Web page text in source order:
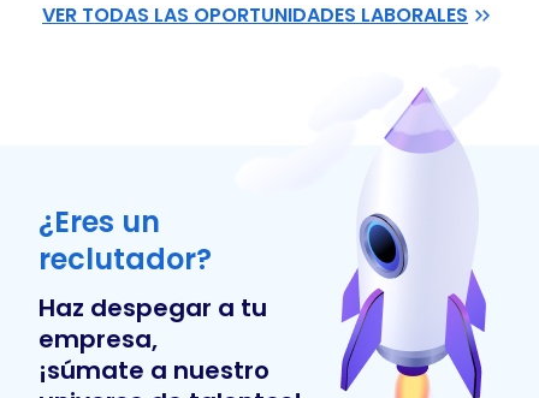
VER TODAS LAS OPORTUNIDADES LABORALES
¿Eres un
reclutador?
Haz despegar a tu
empresa,
¡súmate a nuestro